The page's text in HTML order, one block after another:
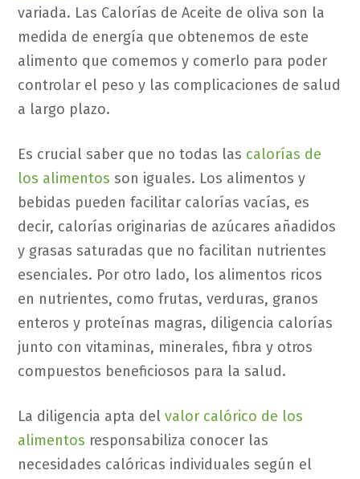
variada. Las Calorías de Aceite de oliva son la
medida de energía que obtenemos de este
alimento que comemos y comerlo para poder
controlar el peso y las complicaciones de salud
a largo plazo.
Es crucial saber que no todas las calorías de
los alimentos son iguales. Los alimentos y
bebidas pueden facilitar calorías vacías, es
decir, calorías originarias de azúcares añadidos
y grasas saturadas que no facilitan nutrientes
esenciales. Por otro lado, los alimentos ricos
en nutrientes, como frutas, verduras, granos
enteros y proteínas magras, diligencia calorías
junto con vitaminas, minerales, fibra y otros
compuestos beneficiosos para la salud.
La diligencia apta delvalor calórico de los
alimentos responsabiliza conocer las
necesidades calóricas individuales según el